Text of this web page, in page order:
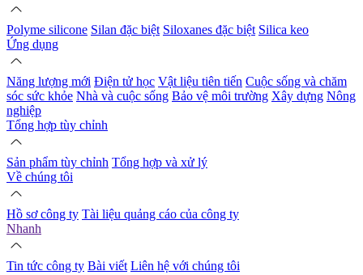
Polyme silicone Silan đặc biệt Siloxanes đặc biệt Silica keo
Ứng dụng
Năng lượng mới Điện tử học Vật liệu tiên tiến Cuộc sống và chăm
sóc sức khỏe Nhà và cuộc sống Bảo vệ môi trường Xây dựng Nông
nghiệp
Tổng hợp tùy chỉnh
Sản phẩm tùy chỉnh Tổng hợp và xử lý
Về chúng tôi
Hồ sơ công ty Tài liệu quảng cáo của công ty
Nhanh
Tin tức công ty Bài viết Liên hệ với chúng tôi